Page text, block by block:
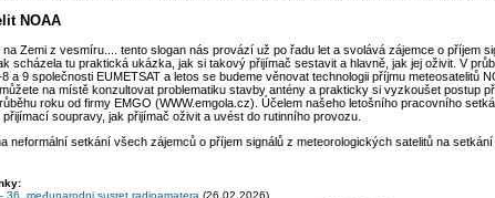
NOAA
na Zemi z vesmíru.... tento slogan nás provází už po řadu let a svolává zájemce o příjem
scházela tu praktická ukázka, jak si takový přijímač sestavit a hlavně, jak jej oživit. V
8 a 9 společnosti EUMETSAT a letos se budeme věnovat technologii příjmu
na místě konzultovat problematiku stavby antény a prakticky si vyzkoušet postup
roku od firmy EMGO (WWW.emgola.cz). Účelem našeho letošního pracovního
soupravy, jak přijímač oživit a uvést do rutinního provozu.
neformální setkání všech zájemců o příjem signálů z meteorologických satelitů na
međunarodni susret radioamatera (26.02.2026)